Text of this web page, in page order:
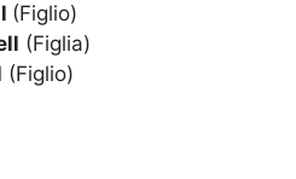
(Figlio)
(Figlia)
(Figlio)